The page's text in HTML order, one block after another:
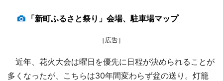
「新町ふるさと祭り」会場、駐車場マップ
［広告］
近年、花火大会は曜日を優先に日程が決められることが
多くなったが、こちらは30年間変わらず盆の送り。灯籠